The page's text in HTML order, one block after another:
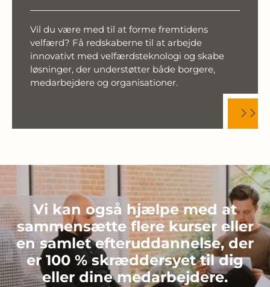
Vil du være med til at forme fremtidens
velfærd? Få redskaberne til at arbejde
innovativt med velfærdsteknologi og skabe
løsninger, der understøtter både borgere,
medarbejdere og organisationer.
Vi kan også hjælpe med at
sammensætte flere kurser eller
en samlet efteruddannelse, der
er 100 % skræddersyet til dig
eller dine medarbejdere.